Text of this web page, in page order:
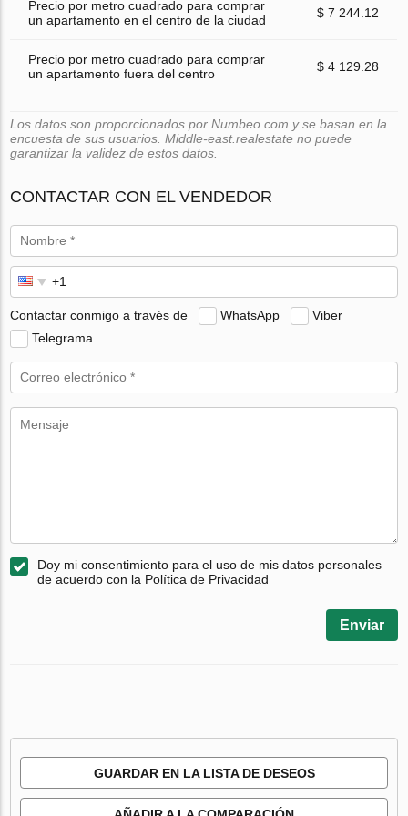
Precio por metro cuadrado para comprar
un apartamento en el centro de la ciudad
$ 7 244.12
Precio por metro cuadrado para comprar
un apartamento fuera del centro
$ 4 129.28
Los datos son proporcionados por Numbeo.com y se basan en la
encuesta de sus usuarios. Middle-east.realestate no puede
garantizar la validez de estos datos.
CONTACTAR CON EL VENDEDOR
Contactar conmigo a través de WhatsApp
Viber
Telegrama
Doy mi consentimiento para el uso de mis datos personales
de acuerdo con la Política de Privacidad
Enviar
GUARDAR EN LA LISTA DE DESEOS